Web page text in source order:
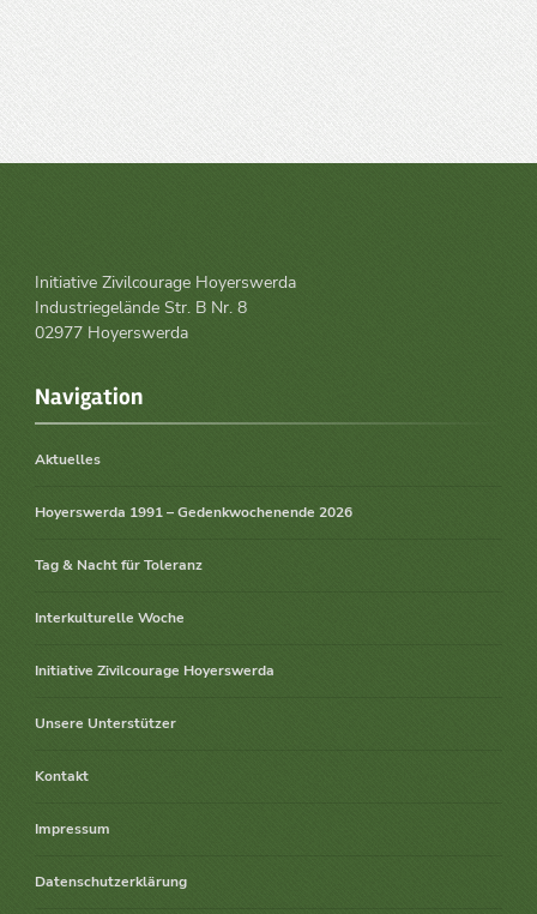
Initiative Zivilcourage Hoyerswerda
Industriegelände Str. B Nr. 8
02977 Hoyerswerda
Navigation
Aktuelles
Hoyerswerda 1991 – Gedenkwochenende 2026
Tag & Nacht für Toleranz
Interkulturelle Woche
Initiative Zivilcourage Hoyerswerda
Unsere Unterstützer
Kontakt
Impressum
Datenschutzerklärung